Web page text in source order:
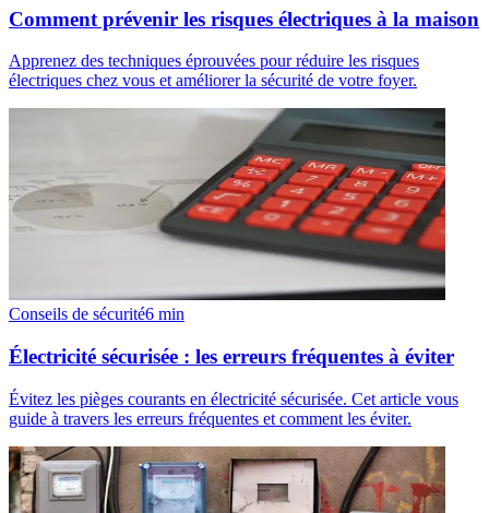
Comment prévenir les risques électriques à la maison
Apprenez des techniques éprouvées pour réduire les risques
électriques chez vous et améliorer la sécurité de votre foyer.
Conseils de sécurité6 min
Électricité sécurisée : les erreurs fréquentes à éviter
Évitez les pièges courants en électricité sécurisée. Cet article vous
guide à travers les erreurs fréquentes et comment les éviter.